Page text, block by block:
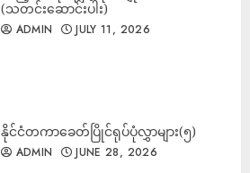
(သတင်းဆောင်းပါး)
ADMIN JULY 11, 2026
နိုင်ငံတကာခေတ်ပြိုင်ရုပ်ပုံလွှာများ(၅)
ADMIN JUNE 28, 2026